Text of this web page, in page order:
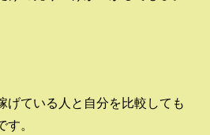
げている人と自分を比較しても
。